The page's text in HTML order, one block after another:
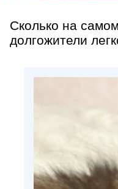
Сколько на
долгожители